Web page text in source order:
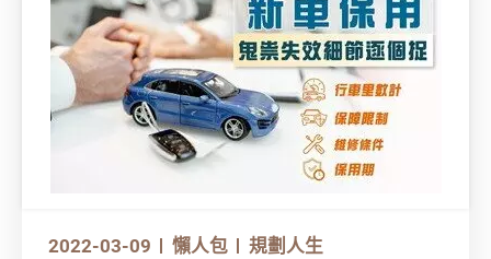
2022-03-09 懶人包 規劃人生